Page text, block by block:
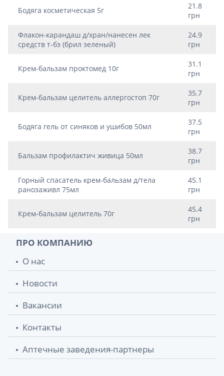
Бодяга косметическая 5г
21.8
грн
Флакон-карандаш д/хран/нанесен лек
средств т-бз (брил зеленый)
24.9
грн
Крем-бальзам проктомед 10г
31.1
грн
Крем-бальзам целитель аллергостоп 70г
35.7
грн
Бодяга гель от синяков и ушибов 50мл
37.5
грн
Бальзам профилактич живица 50мл
38.7
грн
Горный спасатель крем-бальзам д/тела
ранозаживл 75мл
45.1
грн
Крем-бальзам целитель 70г
45.4
грн
ПРО КОМПАНИЮ
О нас
Новости
Вакансии
Контакты
Аптечные заведения-партнеры